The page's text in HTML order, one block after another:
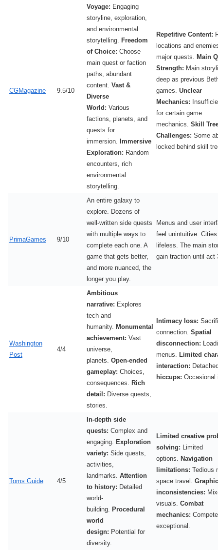
CGMagazine 9.5/10
Voyage: Engaging
storyline, exploration,
and environmental
storytelling. Freedom
of Choice: Choose
main quest or faction
paths, abundant
content. Vast &
Diverse
World: Various
factions, planets, and
quests for
immersion. Immersive
Exploration: Random
encounters, rich
environmental
storytelling.
Repetitive Content:
locations and
major quests. Main
Strength: Main
deep as previous
games. Unclear
Mechanics:
for certain game
mechanics. Skill
Challenges: Some
locked behind skill
PrimaGames 9/10
An entire galaxy to
explore. Dozens of
well-written side quests
with multiple ways to
complete each one. A
game that gets better,
and more nuanced, the
longer you play.
Menus and user
feel unintuitive.
lifeless. The main
gain traction until act
Washington
Post
4/4
Ambitious
narrative: Explores
tech and
humanity. Monumental
achievement: Vast
universe,
planets. Open-ended
gameplay: Choices,
consequences. Rich
detail: Diverse quests,
stories.
Intimacy loss:
connection. Spatial
disconnection:
menus. Limited
interaction:
hiccups: Occasional
Toms Guide 4/5
In-depth side
quests: Complex and
engaging. Exploration
variety: Side quests,
activities,
landmarks. Attention
to history: Detailed
world-
building. Procedural
world
design: Potential for
diversity.
Limited creative
solving: Limited
options. Navigation
limitations: Tedious
space travel.
inconsistencies:
visuals. Combat
mechanics:
exceptional.